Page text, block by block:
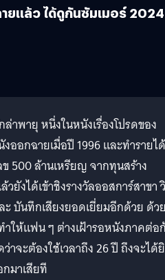
ยแล้ว ได้ดูกันซัมเมอร์ 2024
าพายุ หนึ่งในหนังเรื่องโปรดของ
อกฉายเมื่อปี 1996 และทำรายได้
500 ล้านเหรียญ จากทุนสร้าง
ยังได้เข้าชิงรางวัลออสการ์สาขา วิ
บันทึกเสียงยอดเยี่ยมอีกด้วย ด้ว
ให้แฟน ๆ ต่างเฝ้ารอหนังภาคต่อ
าจะต้องใช้เวลาถึง 26 ปี ถึงจะได้
มาเสียที